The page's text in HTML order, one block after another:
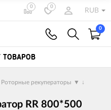
0 0
RUB
0
ТОВАРОВ
Роторные рекуператоры ▼ ↓
RR 800*500